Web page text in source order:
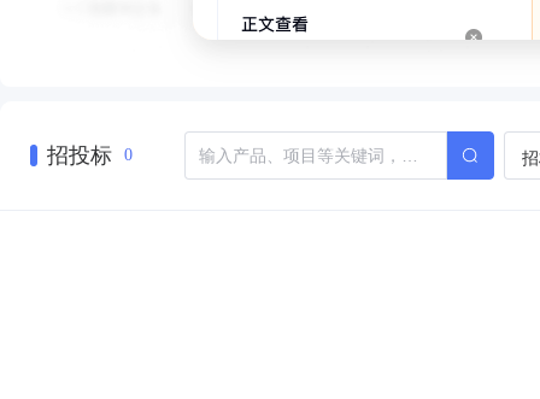
招投标 0